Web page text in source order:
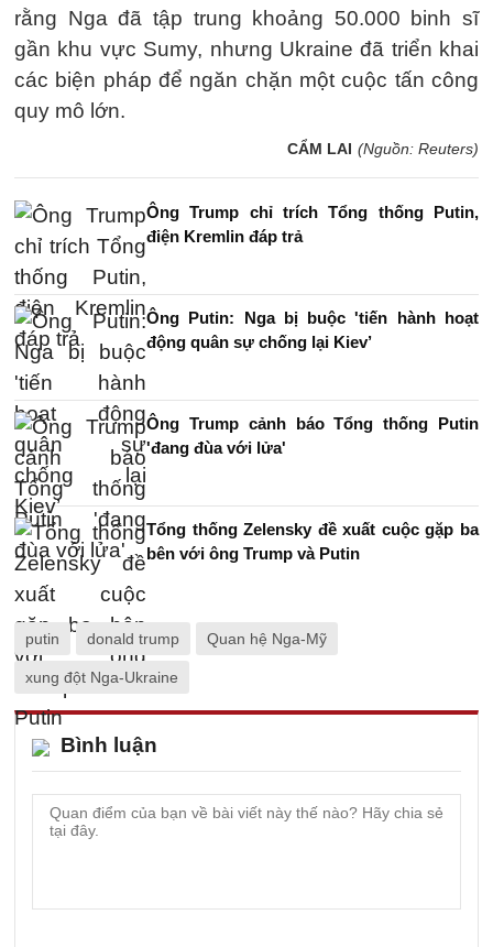
rằng Nga đã tập trung khoảng 50.000 binh sĩ
gần khu vực Sumy, nhưng Ukraine đã triển khai
các biện pháp để ngăn chặn một cuộc tấn công
quy mô lớn.
CẨM LAI (Nguồn: Reuters)
Ông Trump chỉ trích Tổng thống Putin,
điện Kremlin đáp trả
Ông Putin: Nga bị buộc 'tiến hành hoạt
động quân sự chống lại Kiev’
Ông Trump cảnh báo Tổng thống Putin
'đang đùa với lửa'
Tổng thống Zelensky đề xuất cuộc gặp ba
bên với ông Trump và Putin
putin donald trump Quan hệ Nga-Mỹ
xung đột Nga-Ukraine
Bình luận